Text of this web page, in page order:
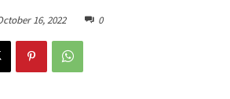
16, 2022 0